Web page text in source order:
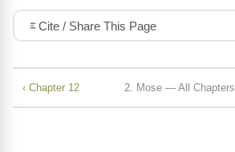
Cite / Share This Page
‹ Chapter 12 2. Mose — All Chapters